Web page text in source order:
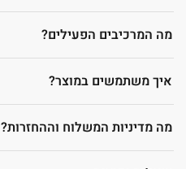
מה המרכיבים הפעילים?
איך משתמשים במוצר?
מה מדיניות המשלוח וההחזרות?